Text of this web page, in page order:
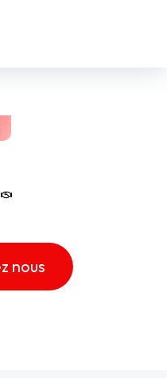
nous